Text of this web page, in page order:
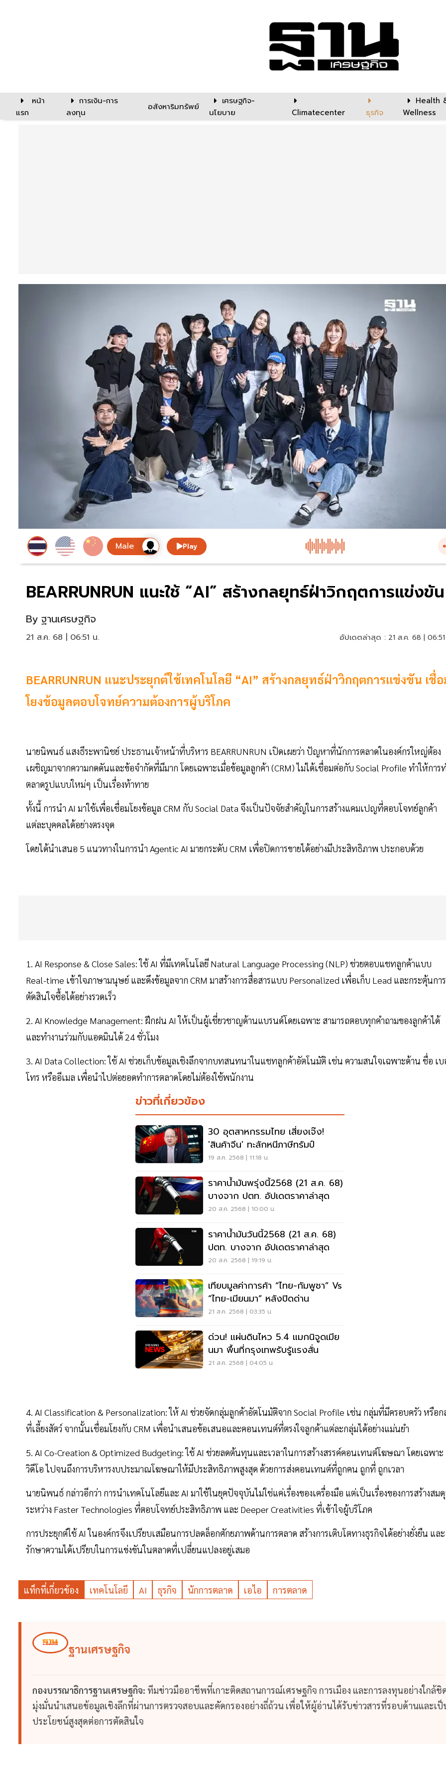
หน้า
แรก
การเงิน-การ
ลงทุน
อสังหาริมทรัพย์
เศรษฐกิจ-
นโยบาย
Climatecenter ธุรกิจ
Health
Wellness
Play
BEARRUNRUN แนะใช้ “AI” สร้างกลยุทธ์ฝ่าวิกฤตการแข่งขัน
By ฐานเศรษฐกิจ
21 ส.ค. 68 | 06:51 น. อัปเดตล่าสุด : 21 ส.ค. 68 |
BEARRUNRUN แนะประยุกต์ใช้เทคโนโลยี “AI” สร้างกลยุทธ์ฝ่าวิกฤตการแข่งขัน เชื่
โยงข้อมูลตอบโจทย์ความต้องการผู้บริโภค
นายนิพนธ์ แสงธีระพานิชย์ ประธานเจ้าหน้าที่บริหาร BEARRUNRUN เปิดเผยว่า ปัญหาที่นักการตลาดในองค์กรใหญ่ต้อง
เผชิญมาจากความกดดันและข้อจำกัดที่มีมาก โดยเฉพาะเมื่อข้อมูลลูกค้า (CRM) ไม่ได้เชื่อมต่อกับ Social Profile ทำให้การ
ตลาดรูปแบบใหม่ๆ เป็นเรื่องท้าทาย
ทั้งนี้ การนำ AI มาใช้เพื่อเชื่อมโยงข้อมูล CRM กับ Social Data จึงเป็นปัจจัยสำคัญในการสร้างแคมเปญที่ตอบโจทย์ลูกค้า
แต่ละบุคคลได้อย่างตรงจุด
โดยได้นำเสนอ 5 แนวทางในการนำ Agentic AI มายกระดับ CRM เพื่อปิดการขายได้อย่างมีประสิทธิภาพ ประกอบด้วย
1. AI Response & Close Sales: ใช้ AI ที่มีเทคโนโลยี Natural Language Processing (NLP) ช่วยตอบแชทลูกค้าแบบ
Real-time เข้าใจภาษามนุษย์ และดึงข้อมูลจาก CRM มาสร้างการสื่อสารแบบ Personalized เพื่อเก็บ Lead และกระตุ้นการ
ตัดสินใจซื้อได้อย่างรวดเร็ว
2. AI Knowledge Management: ฝึกฝน AI ให้เป็นผู้เชี่ยวชาญด้านแบรนด์โดยเฉพาะ สามารถตอบทุกคำถามของลูกค้าได้
และทำงานร่วมกับแอดมินได้ 24 ชั่วโมง
3. AI Data Collection: ใช้ AI ช่วยเก็บข้อมูลเชิงลึกจากบทสนทนาในแชทลูกค้าอัตโนมัติ เช่น ความสนใจเฉพาะด้าน ชื่อ เบ
โทร หรืออีเมล เพื่อนำไปต่อยอดทำการตลาดโดยไม่ต้องใช้พนักงาน
ข่าวที่เกี่ยวข้อง
30 อุตสาหกรรมไทย เสี่ยงเจ๊ง!
'สินค้าจีน' ทะลักหนีภาษีทรัมป์
19 ส.ค. 2568 | 11:18 น.
ราคาน้ำมันพรุ่งนี้2568 (21 ส.ค. 68)
บางจาก ปตท. อัปเดตราคาล่าสุด
20 ส.ค. 2568 | 10:00 น.
ราคาน้ำมันวันนี้2568 (21 ส.ค. 68)
ปตท. บางจาก อัปเดตราคาล่าสุด
20 ส.ค. 2568 | 19:19 น.
เทียบมูลค่าการค้า “ไทย-กัมพูชา” Vs
“ไทย-เมียนมา” หลังปิดด่าน
21 ส.ค. 2568 | 03:35 น.
ด่วน! แผ่นดินไหว 5.4 แมกนิจูดเมีย
นมา พื้นที่กรุงเทพรับรู้แรงสั่น
21 ส.ค. 2568 | 04:05 น.
4. AI Classification & Personalization: ให้ AI ช่วยจัดกลุ่มลูกค้าอัตโนมัติจาก Social Profile เช่น กลุ่มที่มีครอบครัว หรือก
ที่เลี้ยงสัตว์ จากนั้นเชื่อมโยงกับ CRM เพื่อนำเสนอข้อเสนอและคอนเทนต์ที่ตรงใจลูกค้าแต่ละกลุ่มได้อย่างแม่นยำ
5. AI Co-Creation & Optimized Budgeting: ใช้ AI ช่วยลดต้นทุนและเวลาในการสร้างสรรค์คอนเทนต์โฆษณา โดยเฉพาะ
วิดีโอ ไปจนถึงการบริหารงบประมาณโฆษณาให้มีประสิทธิภาพสูงสุด ด้วยการส่งคอนเทนต์ที่ถูกคน ถูกที่ ถูกเวลา
นายนิพนธ์ กล่าวอีกว่า การนำเทคโนโลยีและ AI มาใช้ในยุคปัจจุบันไม่ใช่แค่เรื่องของเครื่องมือ แต่เป็นเรื่องของการสร้างสม
ระหว่าง Faster Technologies ที่ตอบโจทย์ประสิทธิภาพ และ Deeper Creativities ที่เข้าใจผู้บริโภค
การประยุกต์ใช้ AI ในองค์กรจึงเปรียบเสมือนการปลดล็อกศักยภาพด้านการตลาด สร้างการเติบโตทางธุรกิจได้อย่างยั่งยืน และ
รักษาความได้เปรียบในการแข่งขันในตลาดที่เปลี่ยนแปลงอยู่เสมอ
แท็กที่เกี่ยวข้อง เทคโนโลยี AI ธุรกิจ นักการตลาด เอไอ การตลาด
ฐานเศรษฐกิจ
กองบรรณาธิการฐานเศรษฐกิจ: ทีมข่าวมืออาชีพที่เกาะติดสถานการณ์เศรษฐกิจ การเมือง และการลงทุนอย่างใกล้ชิ
มุ่งมั่นนำเสนอข้อมูลเชิงลึกที่ผ่านการตรวจสอบและคัดกรองอย่างถี่ถ้วน เพื่อให้ผู้อ่านได้รับข่าวสารที่รอบด้านและเป็
ประโยชน์สูงสุดต่อการตัดสินใจ